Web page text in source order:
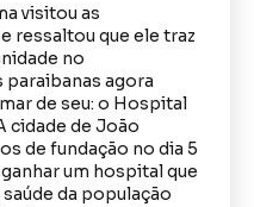
visitou as
ressaltou que ele traz
no
paraibanas agora
de seu: o Hospital
cidade de João
de fundação no dia 5
um hospital que
da população